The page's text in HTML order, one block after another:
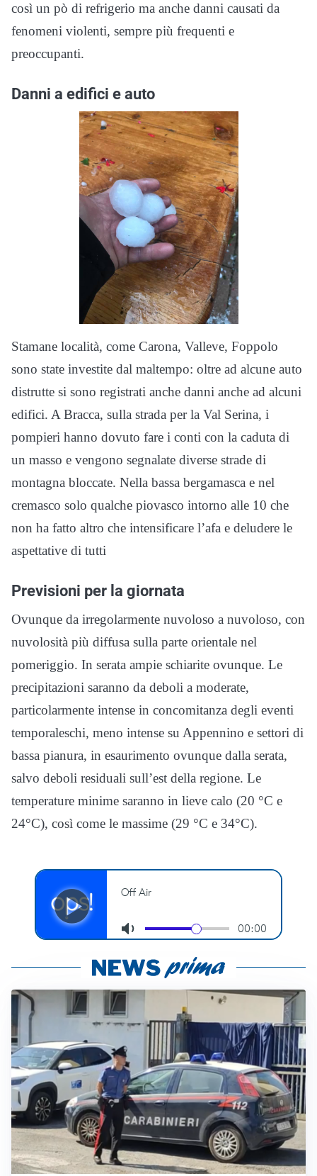
così un pò di refrigerio ma anche danni causati da
fenomeni violenti, sempre più frequenti e
preoccupanti.
Danni a edifici e auto
Stamane località, come Carona, Valleve, Foppolo
sono state investite dal maltempo: oltre ad alcune auto
distrutte si sono registrati anche danni anche ad alcuni
edifici. A Bracca, sulla strada per la Val Serina, i
pompieri hanno dovuto fare i conti con la caduta di
un masso e vengono segnalate diverse strade di
montagna bloccate. Nella bassa bergamasca e nel
cremasco solo qualche piovasco intorno alle 10 che
non ha fatto altro che intensificare l’afa e deludere le
aspettative di tutti
Previsioni per la giornata
Ovunque da irregolarmente nuvoloso a nuvoloso, con
nuvolosità più diffusa sulla parte orientale nel
pomeriggio. In serata ampie schiarite ovunque. Le
precipitazioni saranno da deboli a moderate,
particolarmente intense in concomitanza degli eventi
temporaleschi, meno intense su Appennino e settori di
bassa pianura, in esaurimento ovunque dalla serata,
salvo deboli residuali sull’est della regione. Le
temperature minime saranno in lieve calo (20 °C e
24°C), così come le massime (29 °C e 34°C).